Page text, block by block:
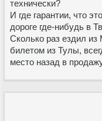
технически?
И где гарантии, что
дороге где-нибудь в
Сколько раз ездил
билетом из Тулы,
место назад в